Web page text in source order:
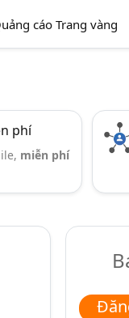
cáo Trang vàng
phí
miễn phí